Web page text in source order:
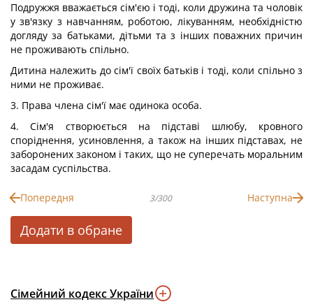
Подружжя вважається сім'єю і тоді, коли дружина та чоловік
у зв'язку з навчанням, роботою, лікуванням, необхідністю
догляду за батьками, дітьми та з інших поважних причин
не проживають спільно.
Дитина належить до сім'ї своїх батьків і тоді, коли спільно з
ними не проживає.
3. Права члена сім'ї має одинока особа.
4. Сім'я створюється на підставі шлюбу, кровного
споріднення, усиновлення, а також на інших підставах, не
заборонених законом і таких, що не суперечать моральним
засадам суспільства.
Попередня 3/300 Наступна
Додати в обране
Сімейний кодекс України